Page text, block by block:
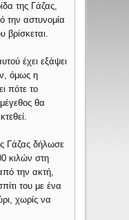
της Γάζας,
την αστυνομία
βρίσκεται.
έχει εξάψει
όμως η
πότε το
θα
Γάζας δήλωσε
κιλών στη
την ακτή,
του με ένα
χωρίς να